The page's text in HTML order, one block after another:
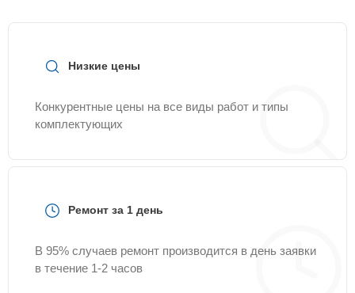
Низкие цены
Конкурентные цены на все виды работ и типы
комплектующих
Ремонт за 1 день
В 95% случаев ремонт производится в день заявки
в течение 1-2 часов